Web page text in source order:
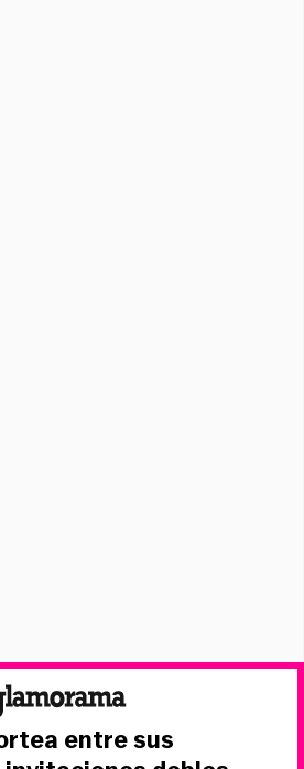
entre sus